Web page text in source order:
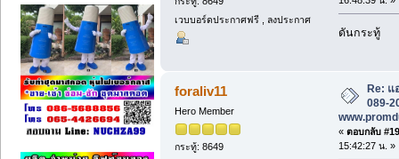
เวบบอร์ดประกาศฟรี , ลงประกาศ
ดันกระทู้
foraliv11
Hero Member
กระทู้: 8649
Re:
089-
« ตอบกลับ
15:42:27 น. »